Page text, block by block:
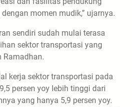
momen mudik,” ujarnya.
sendiri sudah mulai terasa
sektor transportasi yang
Ramadhan.
kerja sektor transportasi pada
persen yoy lebih tinggi dari
yang hanya 5,9 persen yoy.